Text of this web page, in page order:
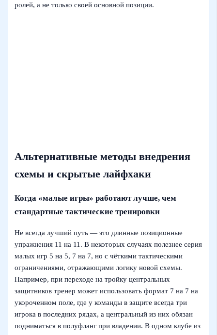
ролей, а не только своей основной позиции.
Альтернативные методы внедрения
схемы и скрытые лайфхаки
Когда «малые игры» работают лучше, чем
стандартные тактические тренировки
Не всегда лучший путь — это длинные позиционные
упражнения 11 на 11. В некоторых случаях полезнее серия
малых игр 5 на 5, 7 на 7, но с чёткими тактическими
ограничениями, отражающими логику новой схемы.
Например, при переходе на тройку центральных
защитников тренер может использовать формат 7 на 7 на
укороченном поле, где у команды в защите всегда три
игрока в последних рядах, а центральный из них обязан
подниматься в полуфланг при владении. В одном клубе из